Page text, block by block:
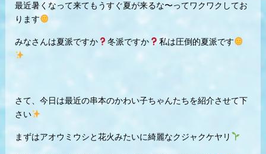
最近暑くなって来てもうすぐ夏が来るな〜ってワクワクしてお
ります
みなさんは夏派ですか 冬派ですか 私は圧倒的夏派です
さて、今日は最近の串本のかわい子ちゃんたちを紹介させて下
さい
まずはアオウミウシと花火みたいに綺麗なクジャクケヤリ